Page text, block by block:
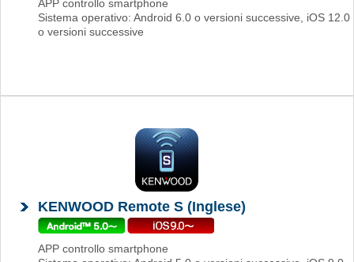
APP controllo smartphone
Sistema operativo: Android 6.0 o versioni successive, iOS 12.0
o versioni successive
KENWOOD Remote S (Inglese)
APP controllo smartphone